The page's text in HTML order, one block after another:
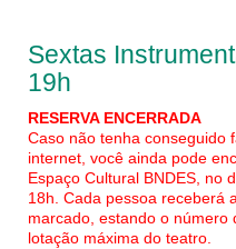
Sextas
19h
RESERVA ENCERRADA
Caso não tenha conseguido
internet, você ainda pode
Espaço Cultural BNDES, no
18h. Cada pessoa receberá
marcado, estando o número
lotação máxima do teatro.